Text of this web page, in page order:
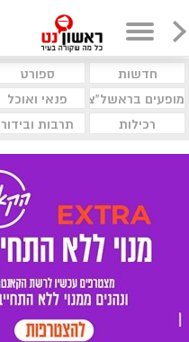
חדשות ספורט
מופעים בראשל"צ
פנאי ואוכל
רכילות
תרבות ובידור